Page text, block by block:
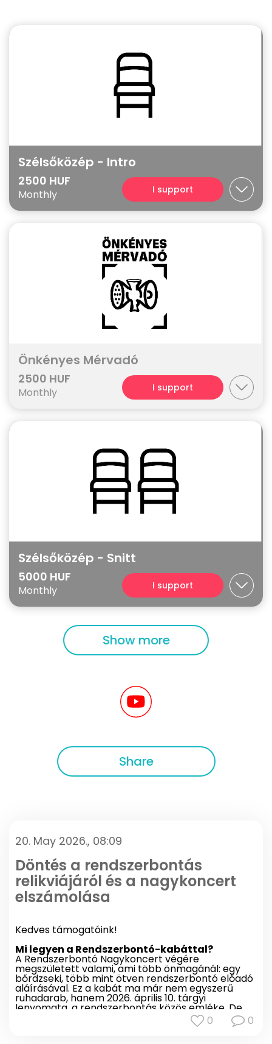
Szélsőközép - Intro
2500 HUF
Monthly I support
Önkényes Mérvadó
2500 HUF
Monthly I support
Szélsőközép - Snitt
5000 HUF
Monthly I support
Show more
Share
20. May 2026., 08:09
0 0
Döntés a rendszerbontás
relikviájáról és a nagykoncert
elszámolása
Kedves támogatóink!
Mi legyen a Rendszerbontó-kabáttal?
A Rendszerbontó Nagykoncert végére
megszületett valami, ami több önmagánál: egy
bőrdzseki, több mint ötven rendszerbontó előadó
aláírásával. Ez a kabát ma már nem egyszerű
ruhadarab, hanem 2026. április 10. tárgyi
lenyomata, a rendszerbontás közös emléke. De